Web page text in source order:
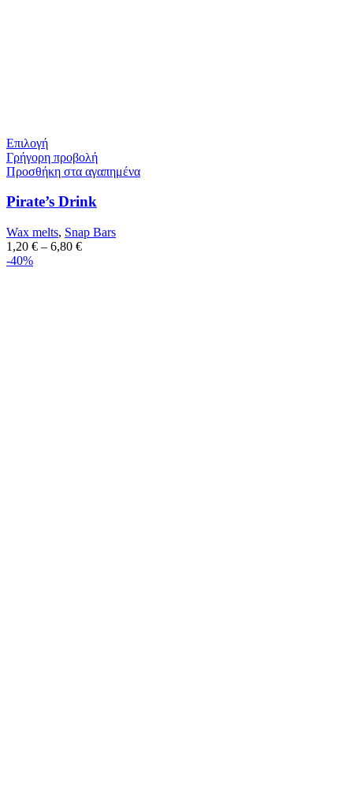
Επιλογή
Γρήγορη προβολή
Προσθήκη στα αγαπημένα
Pirate’s Drink
Wax melts, Snap Bars
1,20 € – 6,80 €
-40%